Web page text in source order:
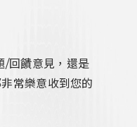
/回饋意見，還是
常樂意收到您的